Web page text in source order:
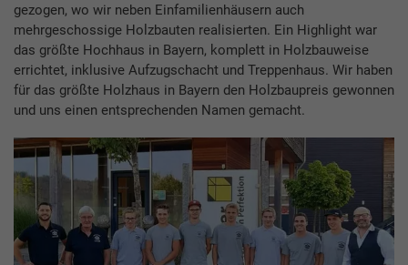
gezogen, wo wir neben Einfamilienhäusern auch
mehrgeschossige Holzbauten realisierten. Ein Highlight war
das größte Hochhaus in Bayern, komplett in Holzbauweise
errichtet, inklusive Aufzugschacht und Treppenhaus. Wir haben
für das größte Holzhaus in Bayern den Holzbaupreis gewonnen
und uns einen entsprechenden Namen gemacht.